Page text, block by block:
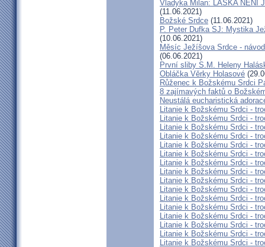
Vladyka Milan: LÁSKA NENÍ
(11.06.2021)
Božské Srdce (11.06.2021)
P. Peter Dufka SJ: Mystika
(10.06.2021)
Měsíc Ježíšova Srdce -
(06.06.2021)
První sliby S.M. Heleny
Obláčka Věrky Holasové
Růženec k Božskému Srdci
8 zajímavých faktů o
Neustálá eucharistická
Litanie k Božskému Srdci -
Litanie k Božskému Srdci -
Litanie k Božskému Srdci -
Litanie k Božskému Srdci -
Litanie k Božskému Srdci -
Litanie k Božskému Srdci -
Litanie k Božskému Srdci -
Litanie k Božskému Srdci -
Litanie k Božskému Srdci -
Litanie k Božskému Srdci -
Litanie k Božskému Srdci -
Litanie k Božskému Srdci -
Litanie k Božskému Srdci -
Litanie k Božskému Srdci -
Litanie k Božskému Srdci -
Litanie k Božskému Srdci -